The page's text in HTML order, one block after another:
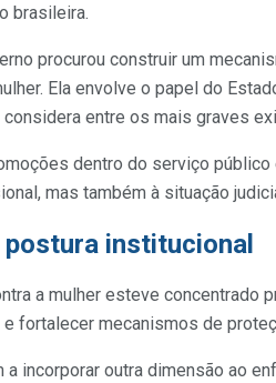
brasileira.
procurou construir um
Ela envolve o papel do
entre os mais graves
dentro do serviço
mas também à situação
institucional
a mulher esteve concentrado
fortalecer mecanismos de
incorporar outra dimensão ao